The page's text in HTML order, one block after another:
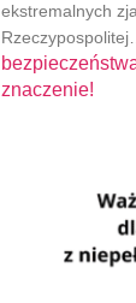
ekstremalnych
znaczenie!